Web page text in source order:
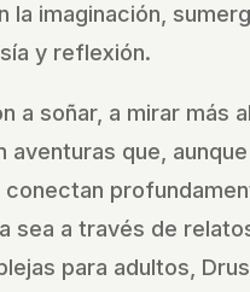
la imaginación,
y reflexión.
a soñar, a mirar más
que, aunque
sea a través de
para adultos,